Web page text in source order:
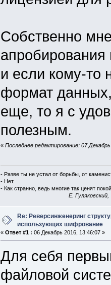
Собственно
и если кому-то
формат
еще, то я с
полезным.
«Последнее редактирование: 07
- Разве ты не устал от борьбы, от
- Нет.
- Как странно, ведь многие так ценят
E.
Re: Реверсинженеринг
использующих шифрование
«Ответ #1 : 06 Декабрь 2016, 13:46:07 »
Для себя
файловой